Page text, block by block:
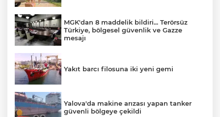
MGK'dan 8 maddelik bildiri... Terörsüz
Türkiye, bölgesel güvenlik ve Gazze
mesajı
Yakıt barcı filosuna iki yeni gemi
Yalova'da makine arızası yapan tanker
güvenli bölgeye çekildi